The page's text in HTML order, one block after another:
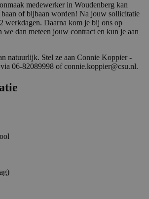
medewerker in Woudenberg kan
of bijbaan worden! Na jouw sollicitatie
werkdagen. Daarna kom je bij ons op
we dan meteen jouw contract en kun je aan
natuurlijk. Stel ze aan Connie Koppier -
via 06-82089998 of connie.koppier@csu.nl.